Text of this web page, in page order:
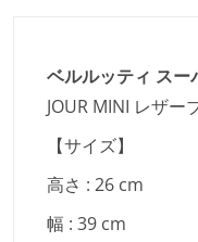
ベルルッティ スー
JOUR MINI レザー
【サイズ】
高さ : 26 cm
幅 : 39 cm